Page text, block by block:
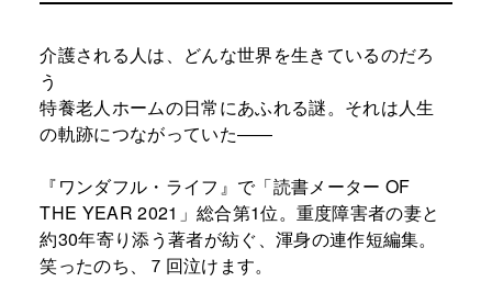
介護される人は、どんな世界を生きているのだろ
う
特養老人ホームの日常にあふれる謎。それは人生
の軌跡につながっていた――
『ワンダフル・ライフ』で「読書メーター OF
THE YEAR 2021」総合第1位。重度障害者の妻と
約30年寄り添う著者が紡ぐ、渾身の連作短編集。
笑ったのち、７回泣けます。